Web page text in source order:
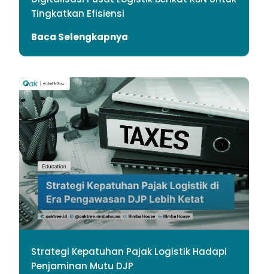
Tingkatkan Efisiensi
Baca Selengkapnya
Strategi Kepatuhan Pajak Logistik Hadapi
Penjaminan Mutu DJP